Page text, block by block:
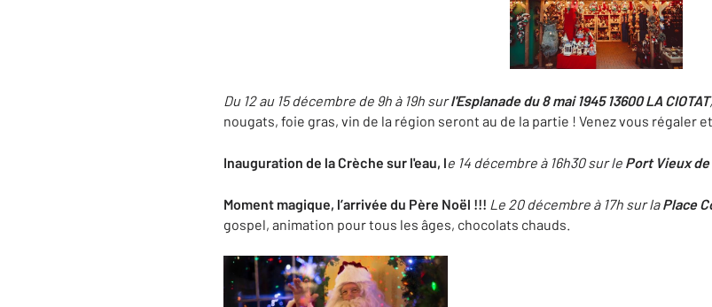
Du 12 au 15 décembre de 9h à 19h surl'Esplanade du 8 mai 1945 13600 LA CIOTAT,
nougats, foie gras, vin de la région seront au de la partie ! Venez vous régaler
Inauguration de la Crèche sur l'eau, le 14 décembre à 16h30 sur le Port Vieux
Moment magique, l’arrivée du Père Noël !!! Le 20 décembre à 17h sur laPlace
gospel, animation pour tous les âges, chocolats chauds.